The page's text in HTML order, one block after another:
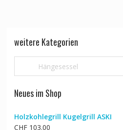
weitere Kategorien
Hängesessel
Neues im Shop
Holzkohlegrill Kugelgrill ASKI
CHF103.00